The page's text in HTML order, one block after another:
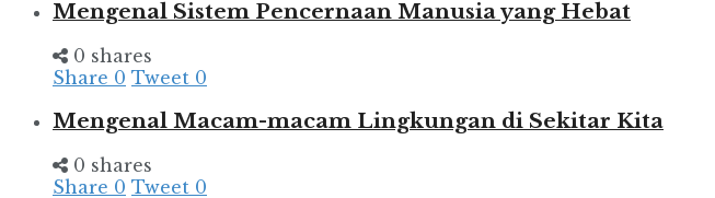
Mengenal Sistem Pencernaan Manusia yang Hebat
0 shares
Share 0 Tweet 0
Mengenal Macam-macam Lingkungan di Sekitar Kita
0 shares
Share 0 Tweet 0